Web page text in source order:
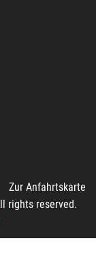
Zur Anfahrtskarte
rights reserved.